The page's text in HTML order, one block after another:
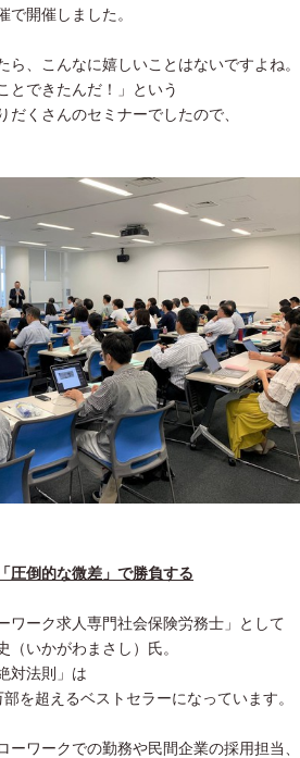
で開催しました。
ら、こんなに嬉しいことはないですよね。
とできたんだ！」という
だくさんのセミナーでしたので、
圧倒的な微差」で勝負する
ワーク求人専門社会保険労務士」として
（いかがわまさし）氏。
対法則」は
を超えるベストセラーになっています。
ーワークでの勤務や民間企業の採用担当、